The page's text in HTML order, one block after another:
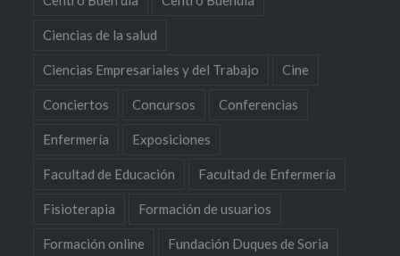
Ciencias de la salud
Ciencias Empresariales y del Trabajo Cine
Conciertos Concursos Conferencias
Enfermería Exposiciones
Facultad de Educación Facultad de Enfermería
Fisioterapia Formación de usuarios
Formación online Fundación Duques de Soria